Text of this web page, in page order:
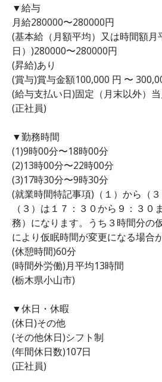
▼給与
月給280000〜280000円
(基本給（月額平均）又は時間額月
日）)280000〜280000円
(昇給)あり
(賞与)賞与金額100,000 円 〜
(給与支払い日)固定（月末以外）
(正社員)
▼勤務時間
(1)9時00分〜18時00分
(2)13時00分〜22時00分
(3)17時30分〜9時30分
(就業時間特記事項)（１）から（３
（３）は１７：３０から９：３０
務）になります。うち３時間分の
により仮眠時間が変更になる場合
(休憩時間)60分
(時間外労働)月平均13時間
(栃木県小山市)
▼休日・休暇
(休日)その他
(その他休日)シフト制
(年間休日数)107日
(正社員)